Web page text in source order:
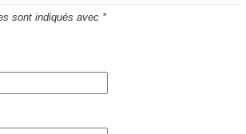
sont indiqués avec *